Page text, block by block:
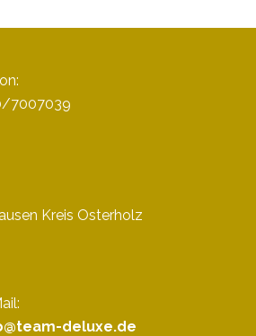
7007039
Kreis Osterholz
deluxe.de